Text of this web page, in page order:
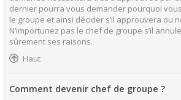
dernier pourra vous demander pourquoi
le groupe et ainsi décider s’il approuvera ou
N’importunez pas le chef de groupe s’il
sûrement ses raisons.
Haut
Comment devenir chef de groupe ?